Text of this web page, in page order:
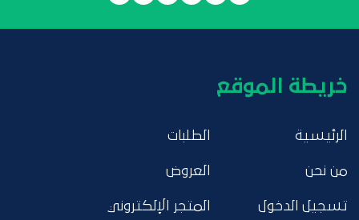
خريطة الموقع
الرئيسية
من نحن
تسجيل الدخول
الطلبات
العروض
المتجر الإلكتروني